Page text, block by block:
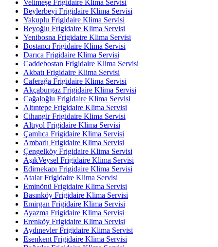
Velimeşe Frigidaire Klima Servisi
Beylerbeyi Frigidaire Klima Servisi
Yakuplu Frigidaire Klima Servisi
Beyoğlu Frigidaire Klima Servisi
Yenibosna Frigidaire Klima Servisi
Bostancı Frigidaire Klima Servisi
Darıca Frigidaire Klima Servisi
Caddebostan Frigidaire Klima Servisi
Akbatı Frigidaire Klima Servisi
Caferağa Frigidaire Klima Servisi
Akçaburgaz Frigidaire Klima Servisi
Cağaloğlu Frigidaire Klima Servisi
Altıntepe Frigidaire Klima Servisi
Cihangir Frigidaire Klima Servisi
Altıyol Frigidaire Klima Servisi
Çamlıca Frigidaire Klima Servisi
Ambarlı Frigidaire Klima Servisi
Çengelköy Frigidaire Klima Servisi
AşıkVeysel Frigidaire Klima Servisi
Edirnekapı Frigidaire Klima Servisi
Atalar Frigidaire Klima Servisi
Eminönü Frigidaire Klima Servisi
Basınköy Frigidaire Klima Servisi
Emirgan Frigidaire Klima Servisi
Ayazma Frigidaire Klima Servisi
Erenköy Frigidaire Klima Servisi
Aydınevler Frigidaire Klima Servisi
Esenkent Frigidaire Klima Servisi